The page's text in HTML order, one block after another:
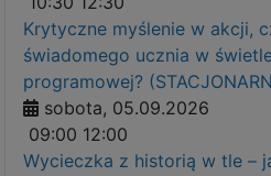
Krytyczne myślenie w akcji,
świadomego ucznia w
programowej?
sobota, 05.09.2026
09:00 12:00
Wycieczka z historią w tle –